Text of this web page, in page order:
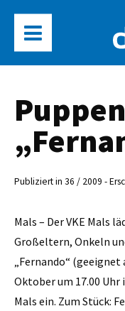
Publiziert in 36 / 2009 -
Mals – Der VKE Mals
Großeltern, Onkeln
„Fernando“
Oktober um 17.00 Uhr
Mals ein. Zum Stück: